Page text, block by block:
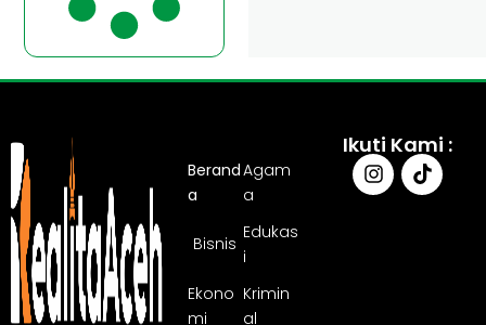
Berand
a
Agam
a
Bisnis
Edukas
i
Ekono
mi
Krimin
al
Ikuti Kami :